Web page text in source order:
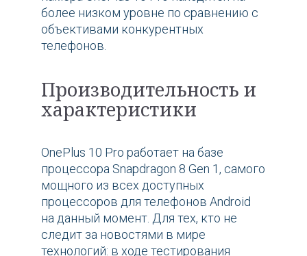
более низком уровне по сравнению с
объективами конкурентных
телефонов.
Производительность и
характеристики
OnePlus 10 Pro работает на базе
процессора Snapdragon 8 Gen 1, самого
мощного из всех доступных
процессоров для телефонов Android
на данный момент. Для тех, кто не
следит за новостями в мире
технологий: в ходе тестирования